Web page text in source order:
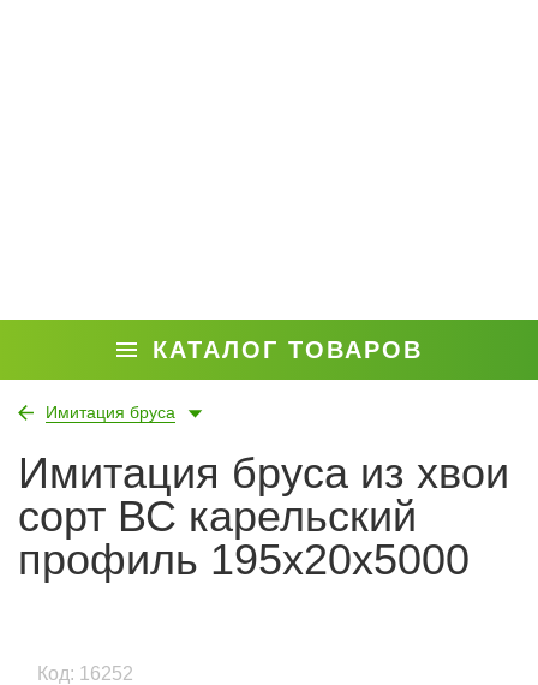
КАТАЛОГ ТОВАРОВ
Имитация бруса
Имитация бруса из хвои
сорт ВС карельский
профиль 195x20x5000
Код: 16252